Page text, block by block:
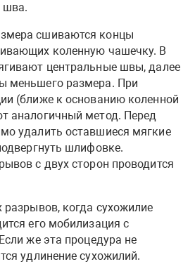
шва.
сшиваются концы
коленную чашечку. В
центральные швы, далее
меньшего размера. При
(ближе к основанию коленной
аналогичный метод. Перед
удалить оставшиеся мягкие
шлифовке.
с двух сторон проводится
разрывов, когда сухожилие
его мобилизация с
же эта процедура не
удлинение сухожилий.